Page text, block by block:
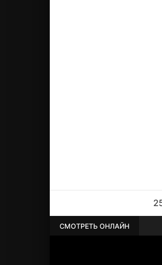
СМОТРЕТЬ ОНЛАЙН